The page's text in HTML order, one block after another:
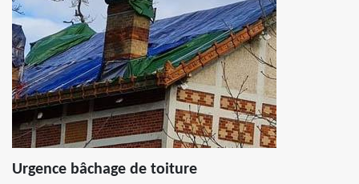
Urgence bâchage de toiture